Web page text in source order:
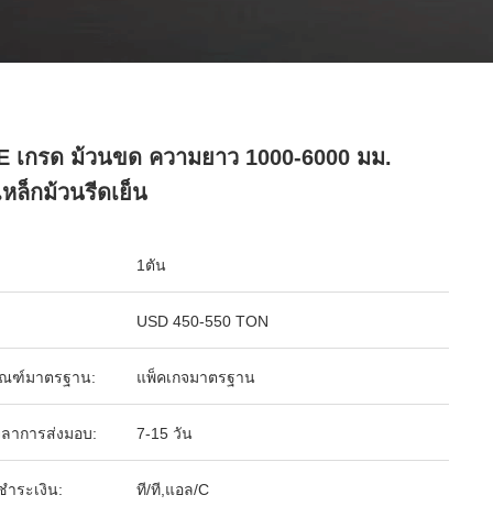
เกรด ม้วนขด ความยาว 1000-6000 มม.
ล็กม้วนรีดเย็น
1ตัน
USD 450-550 TON
ฑ์มาตรฐาน: แพ็คเกจมาตรฐาน
ลาการส่งมอบ: 7-15 วัน
ำระเงิน: ที/ที,แอล/C